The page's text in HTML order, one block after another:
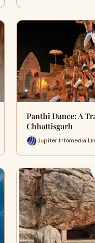
Panthi Dance: A
Chhattisgarh
Jupiter Infomedia